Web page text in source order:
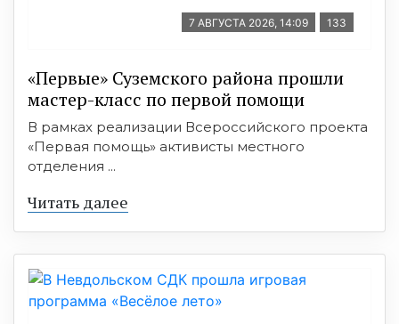
7 АВГУСТА 2026, 14:09 133
«Первые» Суземского района прошли
мастер-класс по первой помощи
В рамках реализации Всероссийского проекта
«Первая помощь» активисты местного
отделения ...
Читать далее